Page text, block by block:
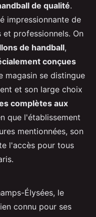
de qualité.
impressionnante de
professionnels. On
de handball,
conçues
magasin se distingue
et son large choix
complètes aux
que l'établissement
mentionnées, son
l'accès pour tous
Élysées, le
connu pour ses